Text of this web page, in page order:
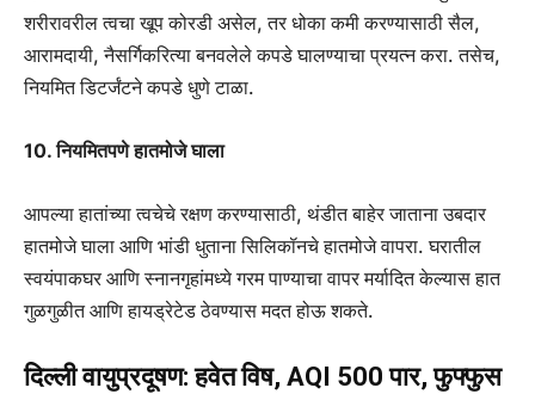
शरीरावरील त्वचा खूप कोरडी असेल, तर धोका कमी करण्यासाठी सैल,
आरामदायी, नैसर्गिकरित्या बनवलेले कपडे घालण्याचा प्रयत्न करा. तसेच,
नियमित डिटर्जंटने कपडे धुणे टाळा.
10. नियमितपणे हातमोजे घाला
आपल्या हातांच्या त्वचेचे रक्षण करण्यासाठी, थंडीत बाहेर जाताना उबदार
हातमोजे घाला आणि भांडी धुताना सिलिकॉनचे हातमोजे वापरा. घरातील
स्वयंपाकघर आणि स्नानगृहांमध्ये गरम पाण्याचा वापर मर्यादित केल्यास हात
गुळगुळीत आणि हायड्रेटेड ठेवण्यास मदत होऊ शकते.
दिल्ली वायुप्रदूषण: हवेत विष, AQI 500 पार, फुफ्फुस